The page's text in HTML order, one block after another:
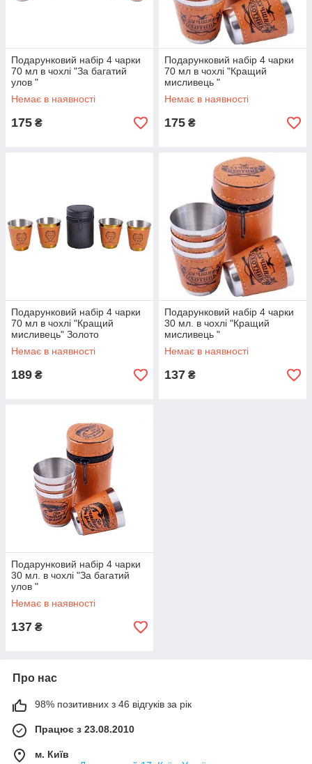
Подарунковий набір 4 чарки
70 мл в чохлі "За багатий
улов "
Немає в наявності
175 ₴
Подарунковий набір 4 чарки
70 мл в чохлі "Кращий
мисливець "
Немає в наявності
175 ₴
Подарунковий набір 4 чарки
70 мл в чохлі "Кращий
мисливець" Золото
Немає в наявності
189 ₴
Подарунковий набір 4 чарки
30 мл. в чохлі "Кращий
мисливець "
Немає в наявності
137 ₴
Подарунковий набір 4 чарки
30 мл. в чохлі "За багатий
улов "
Немає в наявності
137 ₴
Про нас
98% позитивних з 46 відгуків за рік
Працює з 23.08.2010
м. Київ